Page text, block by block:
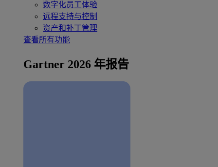
数字化员工体验
远程支持与控制
资产和补丁管理
查看所有功能
Gartner 2026 年报告